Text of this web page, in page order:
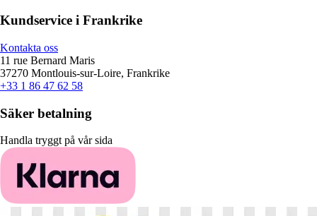
Kundservice i Frankrike
Kontakta oss
11 rue Bernard Maris
37270 Montlouis-sur-Loire, Frankrike
+33 1 86 47 62 58
Säker betalning
Handla tryggt på vår sida